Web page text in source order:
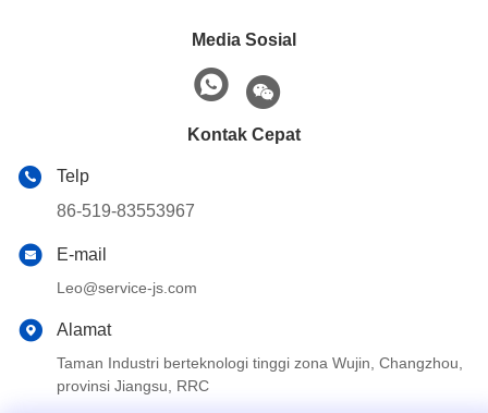
Media Sosial
Kontak Cepat
Telp
86-519-83553967
E-mail
Leo@service-js.com
Alamat
Taman Industri berteknologi tinggi zona Wujin, Changzhou,
provinsi Jiangsu, RRC